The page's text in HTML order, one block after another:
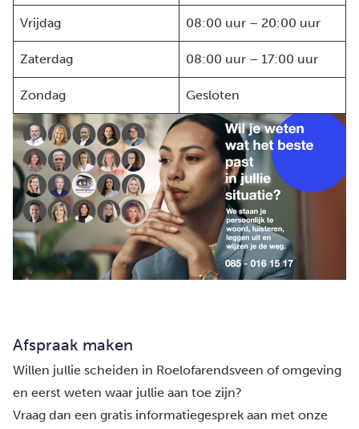
Vrijdag 08:00 uur – 20:00 uur
Zaterdag 08:00 uur – 17:00 uur
Zondag Gesloten
Afspraak maken
Willen jullie scheiden in Roelofarendsveen of omgeving
en eerst weten waar jullie aan toe zijn?
Vraag dan een gratis informatiegesprek aan met onze